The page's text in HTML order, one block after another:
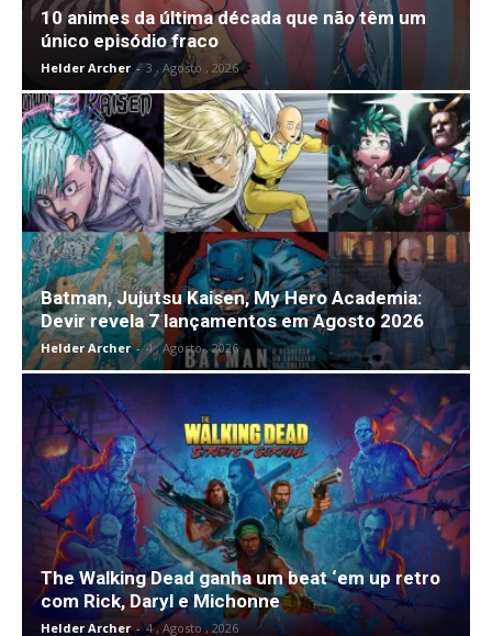
10 animes da última década que não têm um
único episódio fraco
Helder Archer - 3 , Agosto , 2026
Batman, Jujutsu Kaisen, My Hero Academia:
Devir revela 7 lançamentos em Agosto 2026
Helder Archer - 4 , Agosto , 2026
The Walking Dead ganha um beat ‘em up retro
com Rick, Daryl e Michonne
Helder Archer - 4 , Agosto , 2026